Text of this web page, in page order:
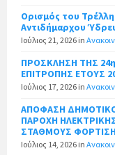
Ορισμός του
Αντιδήμαρχου
Ιούλιος 21, 2026 in
ΠΡΟΣΚΛΗΣΗ ΤΗΣ
ΕΠΙΤΡΟΠΗΣ ΕΤΟΥΣ
Ιούλιος 17, 2026 in
ΑΠΟΦΑΣΗ
ΠΑΡΟΧΗ
ΣΤΑΘΜΟΥΣ
Ιούλιος 14, 2026 in